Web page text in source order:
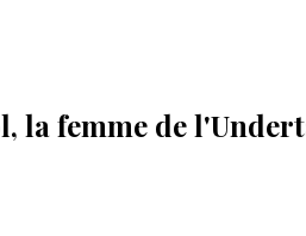
la femme de